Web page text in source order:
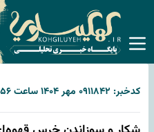
کدخبر: ۱۱۸۴۲ ۰۹ مهر ۱۴۰۴ ساعت ۱۹:۵۶